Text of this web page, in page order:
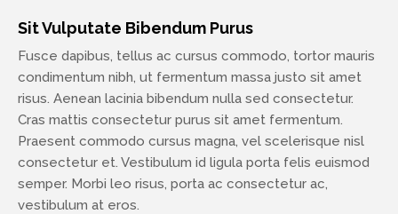
Sit Vulputate Bibendum Purus
Fusce dapibus, tellus ac cursus commodo, tortor mauris
condimentum nibh, ut fermentum massa justo sit amet
risus. Aenean lacinia bibendum nulla sed consectetur.
Cras mattis consectetur purus sit amet fermentum.
Praesent commodo cursus magna, vel scelerisque nisl
consectetur et. Vestibulum id ligula porta felis euismod
semper. Morbi leo risus, porta ac consectetur ac,
vestibulum at eros.